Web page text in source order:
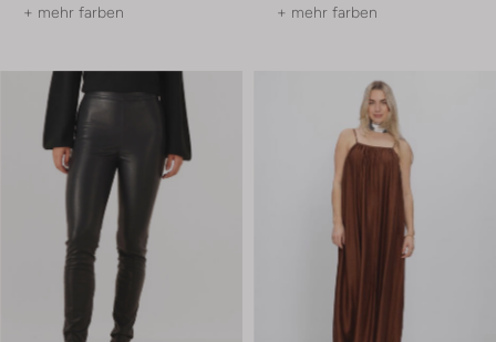
+ mehr farben + mehr farben